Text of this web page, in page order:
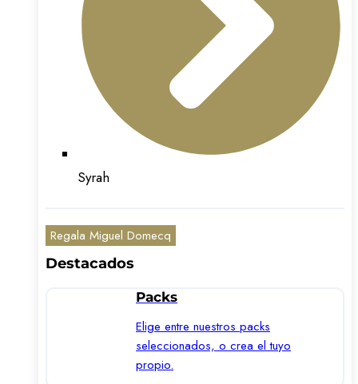
Syrah
Regala Miguel Domecq
Destacados
Packs
Elige entre nuestros packs
seleccionados, o crea el tuyo
propio.